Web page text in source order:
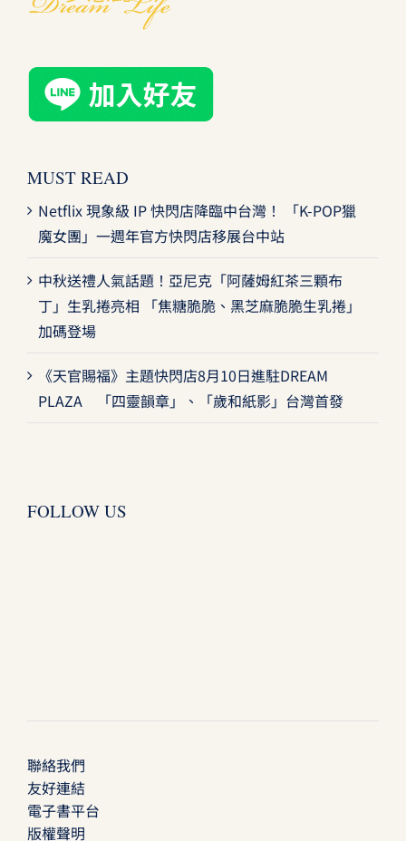
MUST READ
Netflix 現象級 IP 快閃店降臨中台灣！ 「K-POP獵
魔女團」一週年官方快閃店移展台中站
中秋送禮人氣話題！亞尼克「阿薩姆紅茶三顆布
丁」生乳捲亮相 「焦糖脆脆、黑芝麻脆脆生乳捲」
加碼登場
《天官賜福》主題快閃店8月10日進駐DREAM
PLAZA 「四靈韻章」、「歲和紙影」台灣首發
FOLLOW US
聯絡我們
友好連結
電子書平台
版權聲明